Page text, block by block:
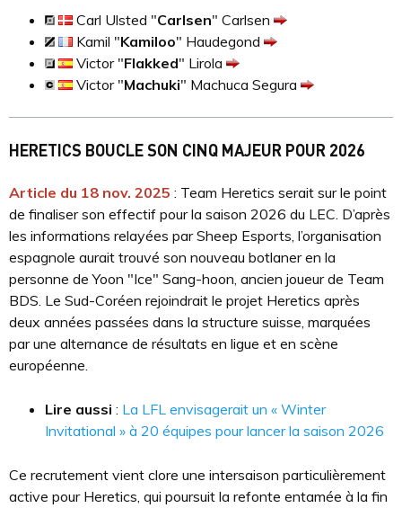
Carl Ulsted "Carlsen" Carlsen
Kamil "Kamiloo" Haudegond
Victor "Flakked" Lirola
Victor "Machuki" Machuca Segura
HERETICS BOUCLE SON CINQ MAJEUR POUR 2026
Article du 18 nov. 2025 : Team Heretics serait sur le point
de finaliser son effectif pour la saison 2026 du LEC. D’après
les informations relayées par Sheep Esports, l’organisation
espagnole aurait trouvé son nouveau botlaner en la
personne de Yoon "Ice" Sang-hoon, ancien joueur de Team
BDS. Le Sud-Coréen rejoindrait le projet Heretics après
deux années passées dans la structure suisse, marquées
par une alternance de résultats en ligue et en scène
européenne.
Lire aussi : La LFL envisagerait un « Winter
Invitational » à 20 équipes pour lancer la saison 2026
Ce recrutement vient clore une intersaison particulièrement
active pour Heretics, qui poursuit la refonte entamée à la fin